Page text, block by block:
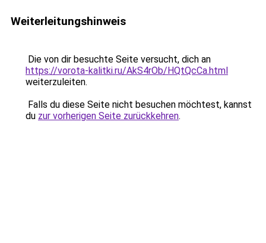
Weiterleitungshinweis
Die von dir besuchte Seite versucht, dich an
https://vorota-kalitki.ru/AkS4rOb/HQtQcCa.html
weiterzuleiten.
Falls du diese Seite nicht besuchen möchtest, kannst
du zur vorherigen Seite zurückkehren.